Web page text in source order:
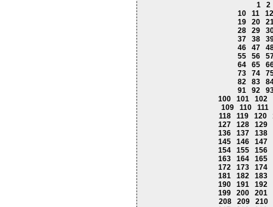
1
2
10
11
12
19
20
28
29
37
38
46
47
55
56
64
65
73
74
82
83
91
92
100
101
102
109
110
111
118
119 120
127
128
129
136
137
138
145
146
147
154
155
156
163
164
165
172
173
174
181
182
183
190
191
192
199
200
201
208
209
210